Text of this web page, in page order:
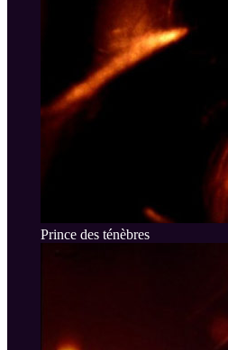
Prince des ténèbres